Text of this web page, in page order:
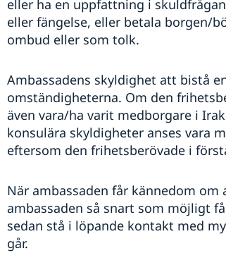
eller ha en uppfattning i
eller fängelse, eller betala borgen/
ombud eller som tolk.
Ambassadens skyldighet att bistå
omständigheterna. Om den
även vara/ha varit medborgare i
konsulära skyldigheter anses vara
eftersom den frihetsberövade i
När ambassaden får kännedom
ambassaden så snart som möjligt
sedan stå i löpande kontakt med
går.